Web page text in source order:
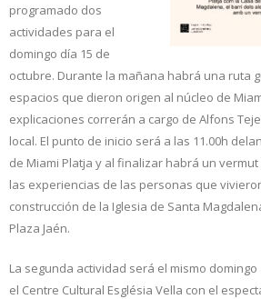
programado dos
actividades para el
domingo día 15 de
octubre. Durante la mañana habrá una ruta
espacios que dieron origen al núcleo de
explicaciones correrán a cargo de Alfons
local. El punto de inicio será a las 11.00h
de Miami Platja y al finalizar habrá un
las experiencias de las personas que
construcción de la Iglesia de Santa
Plaza Jaén.
La segunda actividad será el mismo
el Centre Cultural Església Vella con el